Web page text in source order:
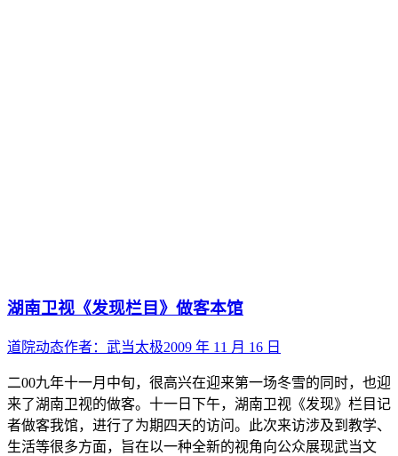
湖南卫视《发现栏目》做客本馆
道院动态作者： 武当太极2009 年 11 月 16 日
二00九年十一月中旬，很高兴在迎来第一场冬雪的同时，也迎
来了湖南卫视的做客。十一日下午，湖南卫视《发现》栏目记
者做客我馆，进行了为期四天的访问。此次来访涉及到教学、
生活等很多方面，旨在以一种全新的视角向公众展现武当文